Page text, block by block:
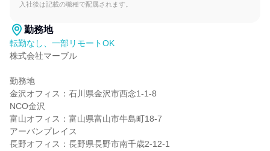
入社後は記載の職種で配属されます。
勤務地
転勤なし、一部リモートOK
株式会社マーブル
勤務地
金沢オフィス：石川県金沢市西念1-1-8
NCO金沢
富山オフィス：富山県富山市牛島町18-7
アーバンプレイス
長野オフィス：長野県長野市南千歳2-12-1